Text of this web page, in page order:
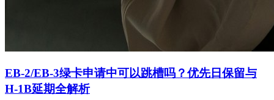
EB-2/EB-3绿卡申请中可以跳槽吗？优先日保留与
H-1B延期全解析